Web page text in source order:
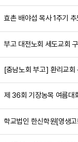
효촌 배야섭 목사 1주기 추
부고 대전노회 세도교회
[충남노회 부고] 환리교
제 36회 기장농목 여름대
학교법인 한신학원[영생